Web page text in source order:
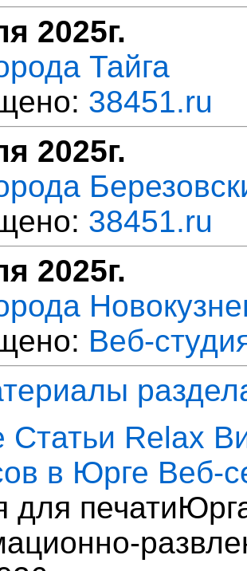
2025г.
Тайга
38451.ru
2025г.
38451.ru
2025г.
Веб-
Статьи Relax
в Юрге Веб-